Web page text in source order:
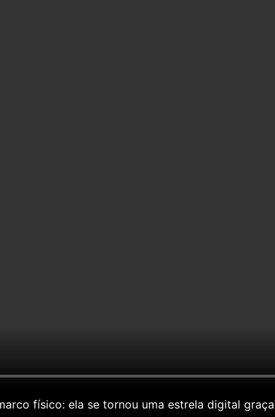
físico: ela se tornou uma estrela digital